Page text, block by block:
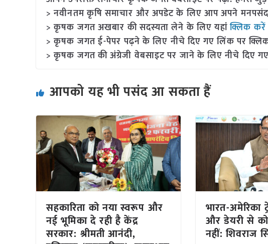
> नवीनतम कृषि समाचार और अपडेट के लिए आप अपने
> कृषक जगत अखबार की सदस्यता लेने के लिए यहांक्लिक करें
> कृषक जगत ई-पेपर पढ़ने के लिए नीचे दिए गए लिंक पर
> कृषक जगत की अंग्रेजी वेबसाइट पर जाने के लिए नीचे दिए
आपको यह भी पसंद आ सकता हैं
सहकारिता को नया स्वरूप और
नई भूमिका दे रही है केंद्र
सरकार: श्रीमती आनंदी,
भारत-अमेरिका
और डेयरी से
नहीं: शिवराज